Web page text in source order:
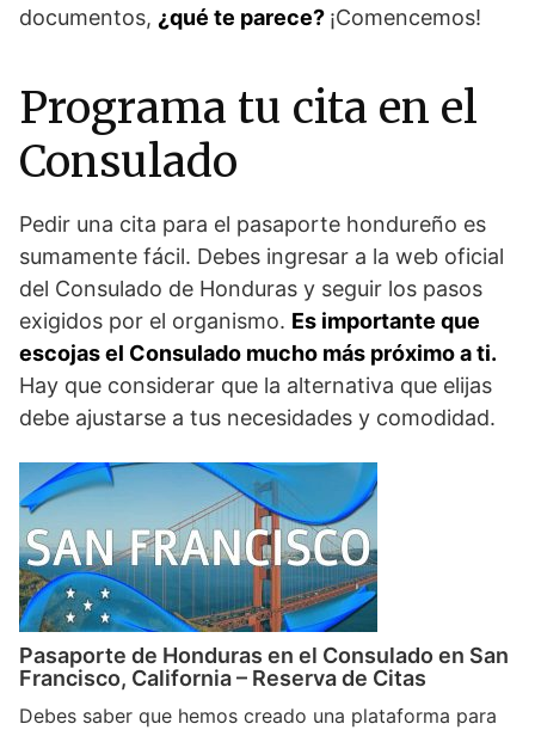
documentos, ¿qué te parece? ¡Comencemos!
Programa tu cita en el
Consulado
Pedir una cita para el pasaporte hondureño es
sumamente fácil. Debes ingresar a la web oficial
del Consulado de Honduras y seguir los pasos
exigidos por el organismo. Es importante que
escojas el Consulado mucho más próximo a ti.
Hay que considerar que la alternativa que elijas
debe ajustarse a tus necesidades y comodidad.
Pasaporte de Honduras en el Consulado en San
Francisco, California – Reserva de Citas
Debes saber que hemos creado una plataforma para